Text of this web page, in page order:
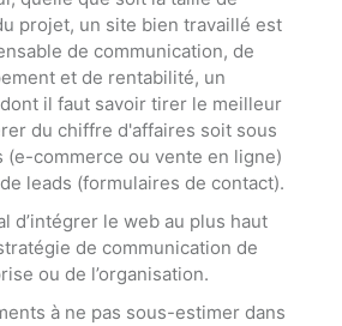
projet, un site bien travaillé est
de communication, de
et de rentabilité, un
il faut savoir tirer le meilleur
du chiffre d'affaires soit sous
(e-commerce ou vente en ligne)
leads (formulaires de contact).
d’intégrer le web au plus haut
de communication de
ou de l’organisation.
à ne pas sous-estimer dans